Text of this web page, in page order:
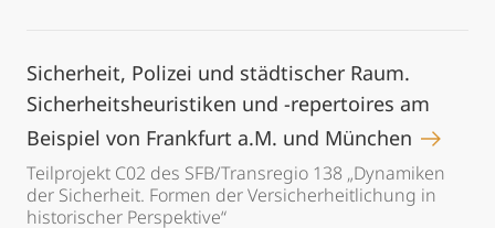
Sicherheit, Polizei und städtischer Raum.
Sicherheitsheuristiken und -repertoires am
Beispiel von Frankfurt a.M. und München
Teilprojekt C02 des SFB/Transregio 138 „Dynamiken
der Sicherheit. Formen der Versicherheitlichung in
historischer Perspektive“